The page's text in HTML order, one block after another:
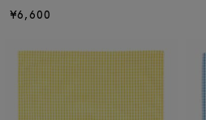
¥6,600